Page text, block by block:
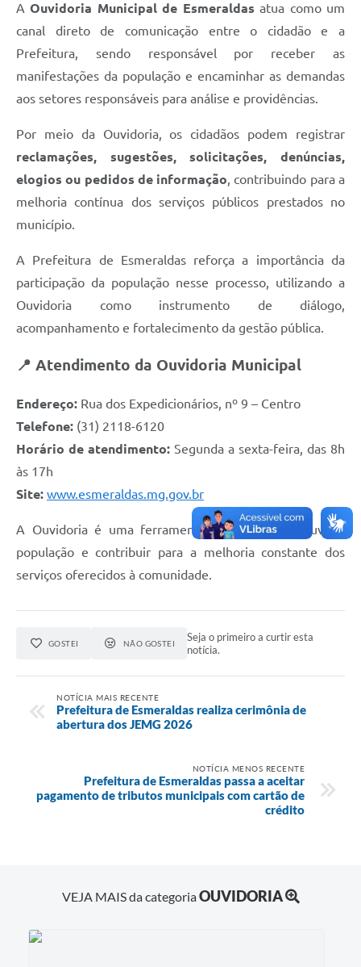
AOuvidoria Municipal de Esmeraldas atua como um
canal direto de comunicação entre o cidadão e a
Prefeitura, sendo responsável por receber as
manifestações da população e encaminhar as demandas
aos setores responsáveis para análise e providências.
Por meio da Ouvidoria, os cidadãos podem registrar
reclamações, sugestões, solicitações, denúncias,
elogios ou pedidos de informação, contribuindo para a
melhoria contínua dos serviços públicos prestados no
município.
A Prefeitura de Esmeraldas reforça a importância da
participação da população nesse processo, utilizando a
Ouvidoria como instrumento de diálogo,
acompanhamento e fortalecimento da gestão pública.
📍 Atendimento da Ouvidoria Municipal
Endereço: Rua dos Expedicionários, nº 9 – Centro
Telefone: (31) 2118-6120
Horário de atendimento: Segunda a sexta-feira, das 8h
às 17h
Site: www.esmeraldas.mg.gov.br
A Ouvidoria é uma ferramenta essencial para ouvir a
população e contribuir para a melhoria constante dos
serviços oferecidos à comunidade.
GOSTEI NÃO GOSTEI
Seja o primeiro a curtir esta
notícia.
NOTÍCIA MAIS RECENTE
Prefeitura de Esmeraldas realiza cerimônia de
abertura dos JEMG 2026
NOTÍCIA MENOS RECENTE
Prefeitura de Esmeraldas passa a aceitar
pagamento de tributos municipais com cartão de
crédito
VEJA MAIS da categoriaOUVIDORIA